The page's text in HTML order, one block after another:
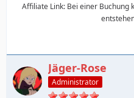
Affiliate Link: Bei einer Buchung
Jäger-Rose
Administrator